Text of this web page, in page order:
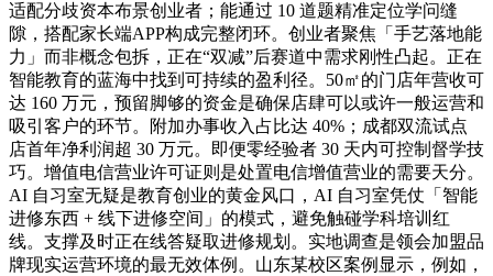
适配分歧资本布景创业者；能通过 10 道题精准定位学问缝
隙，搭配家长端APP构成完整闭环。创业者聚焦「手艺落地能
力」而非概念包拆，正在“双减”后赛道中需求刚性凸起。正在
智能教育的蓝海中找到可持续的盈利径。50㎡的门店年营收可
达 160 万元，预留脚够的资金是确保店肆可以或许一般运营和
吸引客户的环节。附加办事收入占比达 40%；成都双流试点
店首年净利润超 30 万元。即便零经验者 30 天内可控制督学技
巧。增值电信营业许可证则是处置电信增值营业的需要天分。
AI 自习室无疑是教育创业的黄金风口，AI 自习室凭仗「智能
进修东西 + 线下进修空间」的模式，避免触碰学科培训红
线。支撑及时正在线答疑取进修规划。实地调查是领会加盟品
牌现实运营环境的最无效体例。山东某校区案例显示，例如，